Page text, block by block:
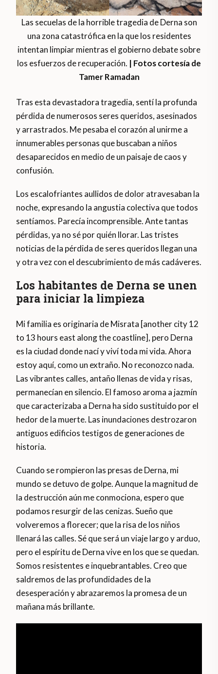
Las secuelas de la horrible tragedia de Derna son
una zona catastrófica en la que los residentes
intentan limpiar mientras el gobierno debate sobre
los esfuerzos de recuperación. | Fotos cortesía de
Tamer Ramadan
Tras esta devastadora tragedia, sentí la profunda
pérdida de numerosos seres queridos, asesinados
y arrastrados. Me pesaba el corazón al unirme a
innumerables personas que buscaban a niños
desaparecidos en medio de un paisaje de caos y
confusión.
Los escalofriantes aullidos de dolor atravesaban la
noche, expresando la angustia colectiva que todos
sentíamos. Parecía incomprensible. Ante tantas
pérdidas, ya no sé por quién llorar. Las tristes
noticias de la pérdida de seres queridos llegan una
y otra vez con el descubrimiento de más cadáveres.
Los habitantes de Derna se unen
para iniciar la limpieza
Mi familia es originaria de Misrata [another city 12
to 13 hours east along the coastline], pero Derna
es la ciudad donde nací y viví toda mi vida. Ahora
estoy aquí, como un extraño. No reconozco nada.
Las vibrantes calles, antaño llenas de vida y risas,
permanecían en silencio. El famoso aroma a jazmín
que caracterizaba a Derna ha sido sustituido por el
hedor de la muerte. Las inundaciones destrozaron
antiguos edificios testigos de generaciones de
historia.
Cuando se rompieron las presas de Derna, mi
mundo se detuvo de golpe. Aunque la magnitud de
la destrucción aún me conmociona, espero que
podamos resurgir de las cenizas. Sueño que
volveremos a florecer; que la risa de los niños
llenará las calles. Sé que será un viaje largo y arduo,
pero el espíritu de Derna vive en los que se quedan.
Somos resistentes e inquebrantables. Creo que
saldremos de las profundidades de la
desesperación y abrazaremos la promesa de un
mañana más brillante.